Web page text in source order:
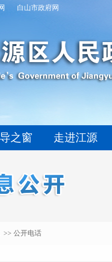
>> 公开电话